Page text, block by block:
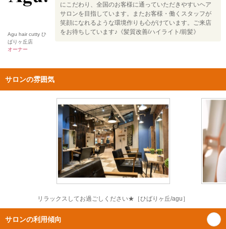
Agu hair cutty ひ
ばりヶ丘店
オーナー
にこだわり、全国のお客様に通っていただきやすいヘア
サロンを目指しています。またお客様・働くスタッフが
笑顔になれるような環境作りも心がけています。ご来店
をお待ちしています♪《髪質改善/ハイライト/前髪》
サロンの雰囲気
リラックスしてお過ごしください★［ひばりヶ丘/agu］
サロンの利用傾向